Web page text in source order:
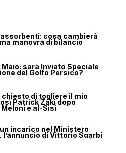
cosa cambierà
manovra di bilancio
sarà Inviato Speciale
del Golfo Persico?
chiesto di togliere il mio
Patrick Zaki dopo
e al-Sisi
incarico nel Ministero
di Vittorio Sgarbi